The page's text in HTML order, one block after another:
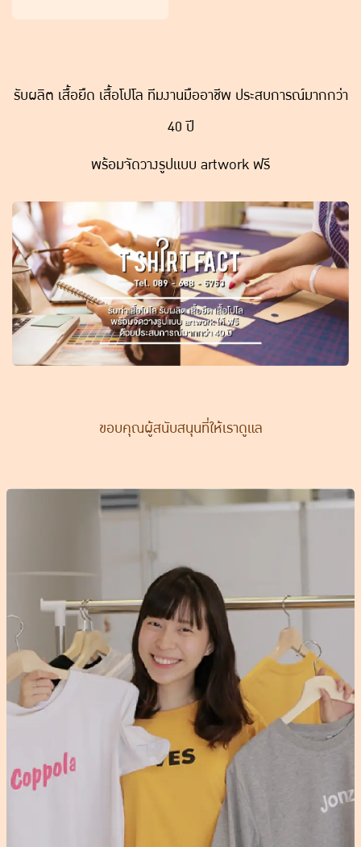
รับผลิต เสื้อยืด เสื้อโปโล ทีมงานมืออาชีพ ประสบการณ์มากกว่า
40 ปี
พร้อมจัดวางรูปแบบ artwork ฟรี
ขอบคุณผู้สนับสนุนที่ให้เราดูแล